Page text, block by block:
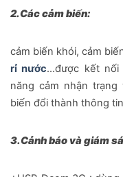
2.Các cảm biến:
cảm biến khói, cảm
rỉ nước…được kết nối
năng cảm nhận
biến đổi thành thông
3.Cảnh báo và giám